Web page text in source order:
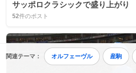
関連テーマ： オルフェーヴル 産駒
サッポロクラシックで盛り上がり
52件のポスト